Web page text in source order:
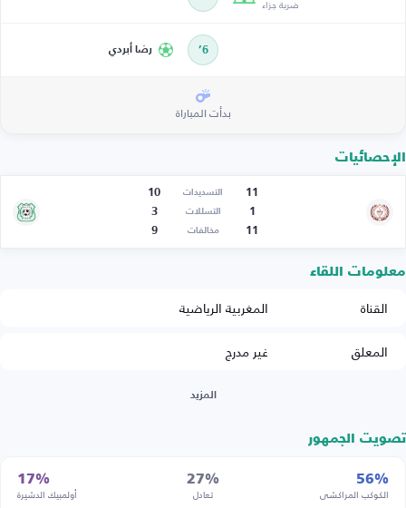
ضربة جزاء
6’ رضا أبردي
بدأت المباراة
الإحصائيات
11 التسديدات
10
1
التسللات
3
11
مخالفات 9
معلومات اللقاء
القناة
المغربية الرياضية
المعلق
غير مدرج
المزيد
تصويت الجمهور
56%
الكوكب المراكشي
27%
تعادل
17%
أولمبيك الدشيرة